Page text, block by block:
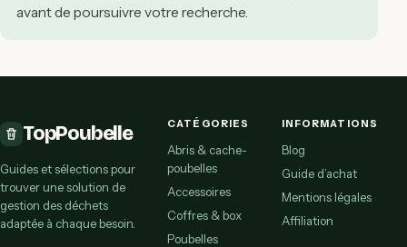
avant de poursuivre votre recherche.
TopPoubelle
Guides et sélections pour
trouver une solution de
gestion des déchets
adaptée à chaque besoin.
CATÉGORIES
Abris & cache-
poubelles
Accessoires
Coffres & box
Poubelles
INFORMATIONS
Blog
Guide d’achat
Mentions légales
Affiliation